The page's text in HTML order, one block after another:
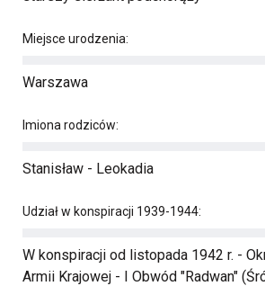
Miejsce urodzenia:
Warszawa
Imiona rodziców:
Stanisław - Leokadia
Udział w konspiracji 1939-1944:
W konspiracji od listopada 1942 r. -
Armii Krajowej - I Obwód "Radwan"